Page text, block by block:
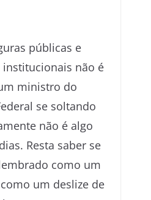
públicas e
não é
ministro do
se soltando
não é algo
Resta saber se
como um
um deslize de